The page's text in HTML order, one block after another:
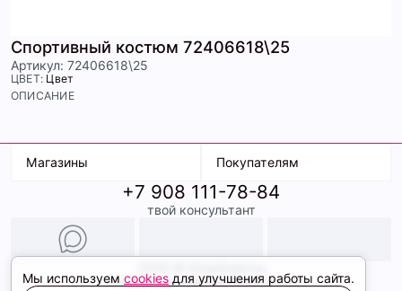
Спортивный костюм 72406618\25
Артикул: 72406618\25
ЦВЕТ: Цвет
ОПИСАНИЕ
Магазины
ТК Терминал
ТРК Континент
Покупателям
Доставка
Условия оплаты
Образы
+7 908 111-78-84
твой консультант
Политика конфиденциальности
Мы используем cookies для улучшения работы сайта.